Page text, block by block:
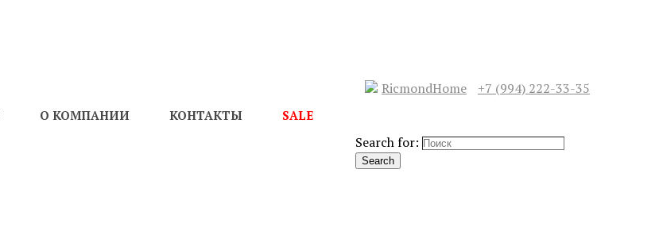
RicmondHome +7 (994) 222-33-35
О КОМПАНИИ КОНТАКТЫ SALE
Search for:
Search